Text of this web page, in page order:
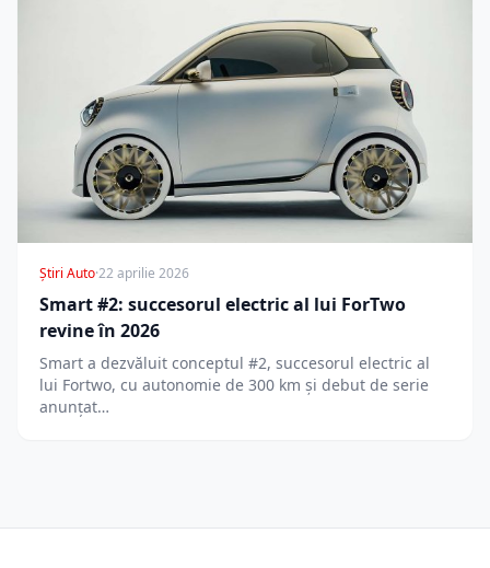
Știri Auto·22 aprilie 2026
Smart #2: succesorul electric al lui ForTwo
revine în 2026
Smart a dezvăluit conceptul #2, succesorul electric al
lui Fortwo, cu autonomie de 300 km și debut de serie
anunțat…